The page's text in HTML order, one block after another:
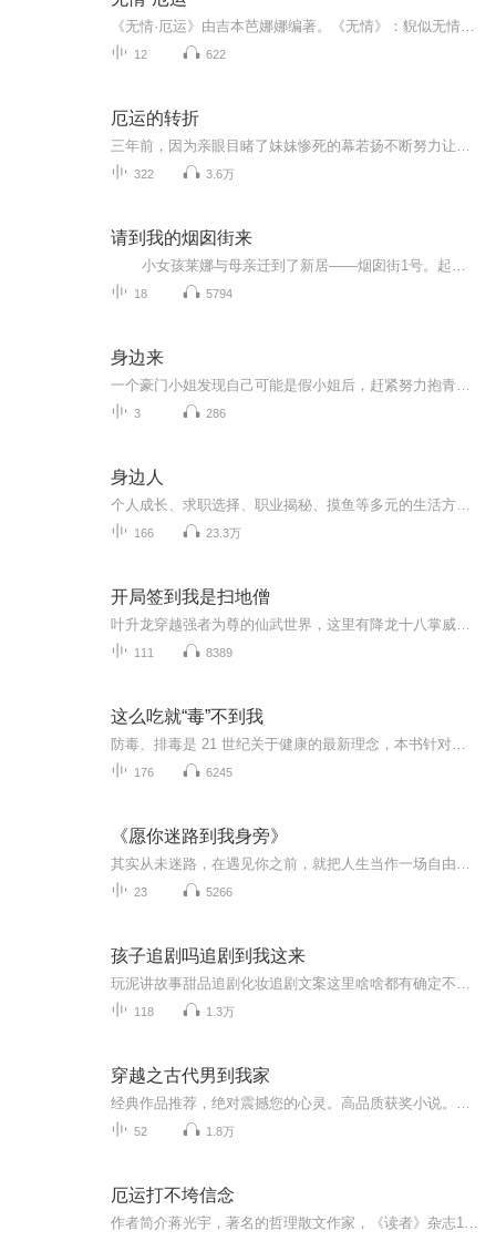
12 622
厄运的转折
322 3.6万
请到我的烟囱街来
18 5794
身边来
3 286
身边人
166 23.3万
开局签到我是扫地僧
111 8389
这么吃就“毒”不到我
176 6245
《愿你迷路到我身旁》
23 5266
孩子追剧吗追剧到我这来
118 1.3万
穿越之古代男到我家
52 1.8万
厄运打不垮信念